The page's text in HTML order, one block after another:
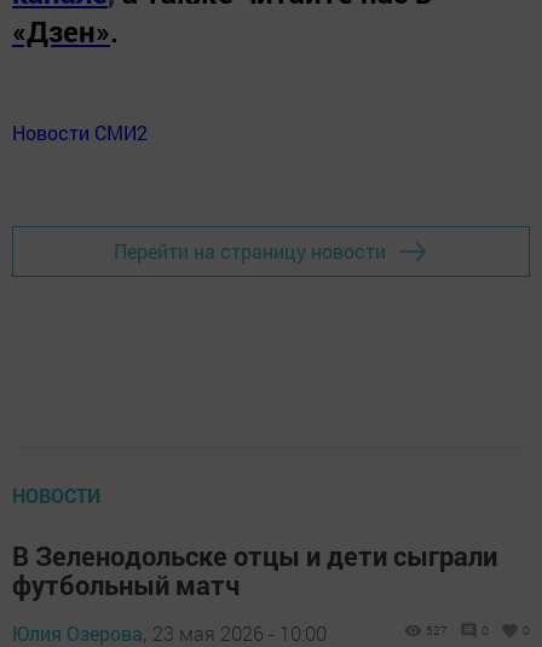
«Дзен».
Новости СМИ2
Перейти на страницу новости
НОВОСТИ
В Зеленодольске отцы и дети сыграли
футбольный матч
Юлия Озерова, 23 мая 2026 - 10:00 527 0 0